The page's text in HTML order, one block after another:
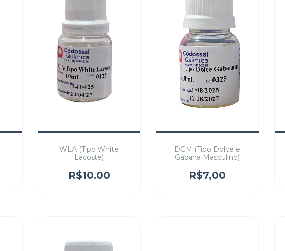
WLA (Tipo White
Lacoste)
R$10,00
DGM (Tipo Dolce e
Gabana Masculino)
R$7,00